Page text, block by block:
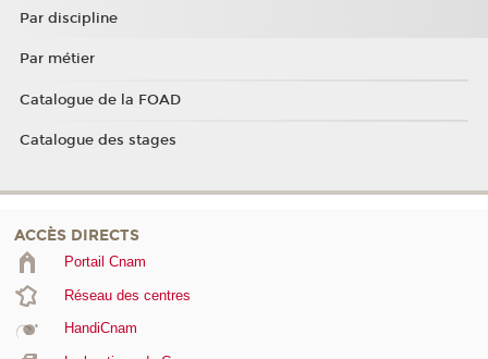
Par discipline
Par métier
Catalogue de la FOAD
Catalogue des stages
ACCÈS DIRECTS
Portail Cnam
Réseau des centres
HandiCnam